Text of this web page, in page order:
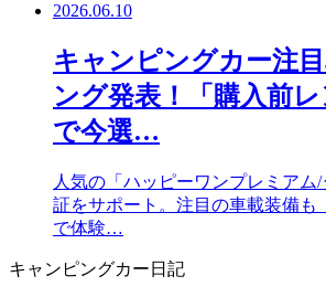
2026.06.10
キャンピングカー注
ング発表！「購入前レ
で今選…
人気の「ハッピーワンプレミアム
証をサポート。注目の車載装備も
で体験…
キャンピングカー日記